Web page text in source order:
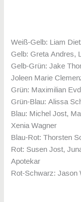
Weiß-Gelb: Liam
Gelb: Greta Andres,
Gelb-Grün: Jake
Joleen Marie
Grün: Maximilian
Grün-Blau: Alissa
Blau: Michel Jost,
Xenia Wagner
Blau-Rot: Thorsten
Rot: Susen Jost,
Apotekar
Rot-Schwarz: Jason